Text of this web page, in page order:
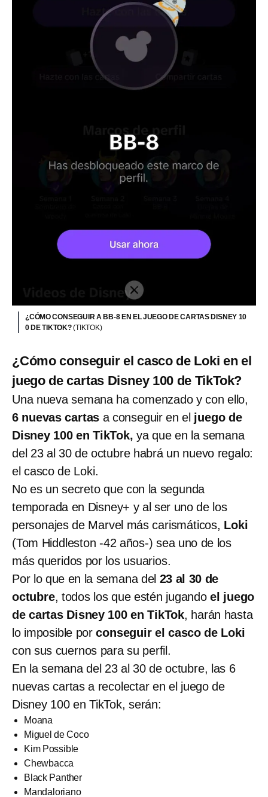
¿CÓMO CONSEGUIR A BB-8 EN EL JUEGO DE CARTAS DISNEY 10
0 DE TIKTOK?(TIKTOK)
¿Cómo conseguir el casco de Loki en el
juego de cartas Disney 100 de TikTok?
Una nueva semana ha comenzado y con ello,
6 nuevas cartas a conseguir en el juego de
Disney 100 en TikTok, ya que en la semana
del 23 al 30 de octubre habrá un nuevo regalo:
el casco de Loki.
No es un secreto que con la segunda
temporada en Disney+ y al ser uno de los
personajes de Marvel más carismáticos, Loki
(Tom Hiddleston -42 años-) sea uno de los
más queridos por los usuarios.
Por lo que en la semana del 23 al 30 de
octubre, todos los que estén jugandoel juego
de cartas Disney 100 en TikTok, harán hasta
lo imposible porconseguir el casco de Loki
con sus cuernos para su perfil.
En la semana del 23 al 30 de octubre, las 6
nuevas cartas a recolectar en el juego de
Disney 100 en TikTok, serán:
Moana
Miguel de Coco
Kim Possible
Chewbacca
Black Panther
Mandaloriano